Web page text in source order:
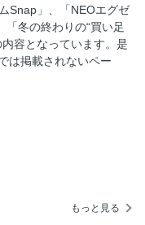
きていく！ 未来のゴ
準備を積み上げる 澤
ていく！ 子育て完
とは違う道 亜希
ていく！ 時代の“動
の正体
ック・マダムSnap
Snap」、「NEOエグゼ
「冬の終わりの“買い足
容となっています。是
は掲載されないペー
もっと見る